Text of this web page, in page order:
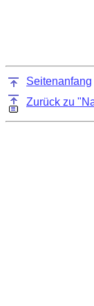
Seitenanfang
Zurück zu